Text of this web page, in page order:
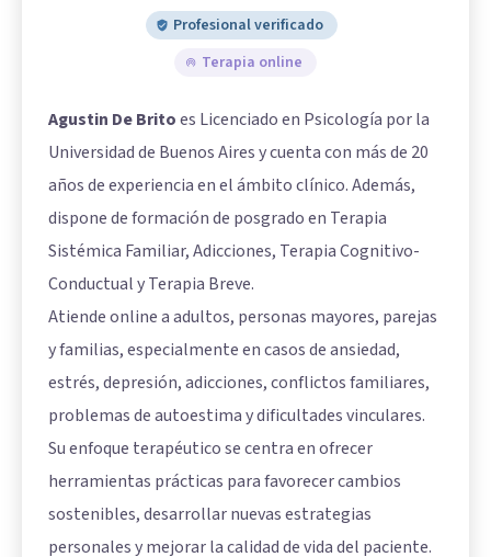
Profesional verificado
Terapia online
Agustin De Britoes Licenciado en Psicología por la
Universidad de Buenos Aires y cuenta con más de 20
años de experiencia en el ámbito clínico. Además,
dispone de formación de posgrado en Terapia
Sistémica Familiar, Adicciones, Terapia Cognitivo-
Conductual y Terapia Breve.
Atiende online a adultos, personas mayores, parejas
y familias, especialmente en casos de ansiedad,
estrés, depresión, adicciones, conflictos familiares,
problemas de autoestima y dificultades vinculares.
Su enfoque terapéutico se centra en ofrecer
herramientas prácticas para favorecer cambios
sostenibles, desarrollar nuevas estrategias
personales y mejorar la calidad de vida del paciente.